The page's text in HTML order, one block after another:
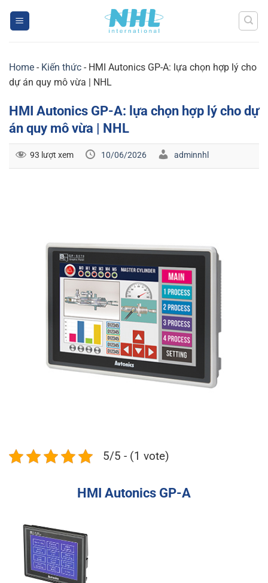
Home - Kiến thức - HMI Autonics GP-A: lựa chọn hợp lý cho
dự án quy mô vừa | NHL
HMI Autonics GP-A: lựa chọn hợp lý cho dự
án quy mô vừa | NHL
93 lượt xem 10/06/2026 adminnhl
5/5 - (1 vote)
HMI Autonics GP-A